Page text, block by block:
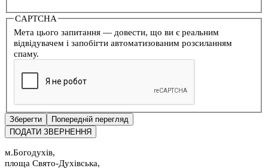
CAPTCHA
Мета цього запитання — довести, що ви є реальним
відвідувачем і запобігти автоматизованим розсиланням
спаму.
м.Богодухів,
площа Свято-Духівська,